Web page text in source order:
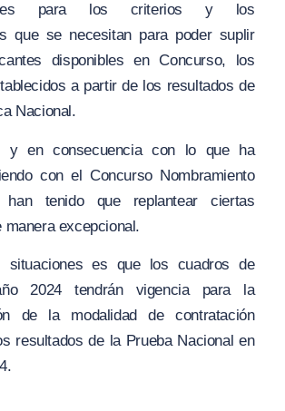
para los criterios y los
que se necesitan para poder suplir
disponibles en Concurso, los
a partir de los resultados de
Nacional.
y en consecuencia con lo que ha
con el Concurso Nombramiento
han tenido que replantear ciertas
manera excepcional.
situaciones es que los cuadros de
2024 tendrán vigencia para la
de la modalidad de contratación
resultados de la Prueba Nacional en